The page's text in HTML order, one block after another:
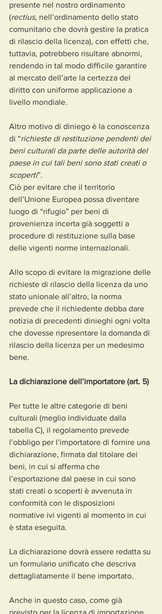
presente nel nostro ordinamento
(rectius, nell’ordinamento dello stato
comunitario che dovrà gestire la pratica
di rilascio della licenza), con effetti che,
tuttavia, potrebbero risultare abnormi,
rendendo in tal modo difficile garantire
al mercato dell’arte la certezza del
diritto con uniforme applicazione a
livello mondiale.
Altro motivo di diniego è la conoscenza
di “richieste di restituzione pendenti dei
beni culturali da parte delle autorità del
paese in cui tali beni sono stati creati o
scoperti”.
Ciò per evitare che il territorio
dell’Unione Europea possa diventare
luogo di “rifugio” per beni di
provenienza incerta già soggetti a
procedure di restituzione sulla base
delle vigenti norme internazionali.
Allo scopo di evitare la migrazione delle
richieste di rilascio della licenza da uno
stato unionale all’altro, la norma
prevede che il richiedente debba dare
notizia di precedenti dinieghi ogni volta
che dovesse ripresentare la domanda di
rilascio della licenza per un medesimo
bene.
La dichiarazione dell’importatore (art. 5)
Per tutte le altre categorie di beni
culturali (meglio individuate dalla
tabella C), il regolamento prevede
l’obbligo per l’importatore di fornire una
dichiarazione, firmata dal titolare dei
beni, in cui si afferma che
l’esportazione dal paese in cui sono
stati creati o scoperti è avvenuta in
conformità con le disposizioni
normative ivi vigenti al momento in cui
è stata eseguita.
La dichiarazione dovrà essere redatta su
un formulario unificato che descriva
dettagliatamente il bene importato.
Anche in questo caso, come già
previsto per la licenza di importazione,